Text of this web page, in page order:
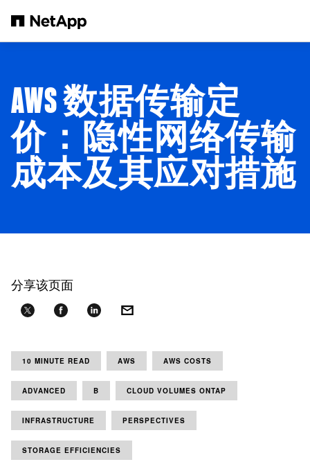
AWS 数据传输定
价：隐性网络传输
成本及其应对措施
分享该页面
10 MINUTE READ AWS AWS COSTS
ADVANCED B CLOUD VOLUMES ONTAP
INFRASTRUCTURE PERSPECTIVES
STORAGE EFFICIENCIES